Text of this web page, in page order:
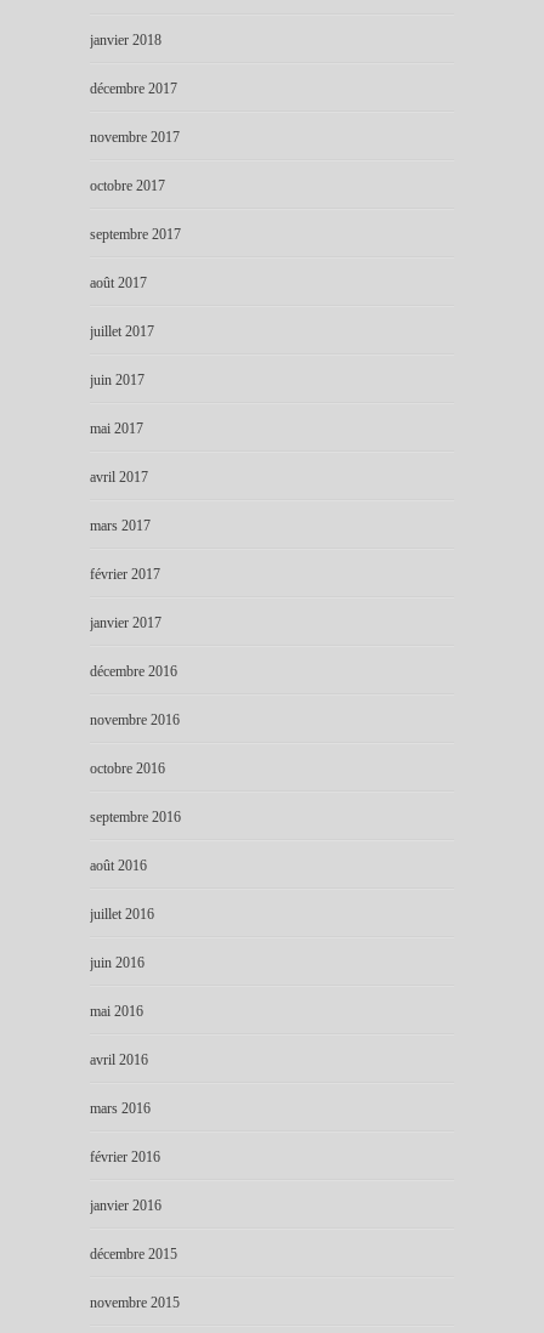
janvier 2018
décembre 2017
novembre 2017
octobre 2017
septembre 2017
août 2017
juillet 2017
juin 2017
mai 2017
avril 2017
mars 2017
février 2017
janvier 2017
décembre 2016
novembre 2016
octobre 2016
septembre 2016
août 2016
juillet 2016
juin 2016
mai 2016
avril 2016
mars 2016
février 2016
janvier 2016
décembre 2015
novembre 2015